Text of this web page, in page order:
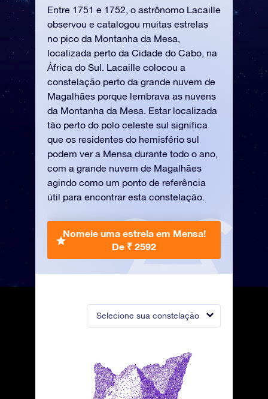
Selecione sua constelação
Entre 1751 e 1752, o astrônomo Lacaille
observou e catalogou muitas estrelas
no pico da Montanha da Mesa,
localizada perto da Cidade do Cabo, na
África do Sul. Lacaille colocou a
constelação perto da grande nuvem de
Magalhães porque lembrava as nuvens
da Montanha da Mesa. Estar localizada
tão perto do polo celeste sul significa
que os residentes do hemisfério sul
podem ver a Mensa durante todo o ano,
com a grande nuvem de Magalhães
agindo como um ponto de referência
útil para encontrar esta constelação.
Nomeie uma estrela em Mensa!
De ₹ 2592